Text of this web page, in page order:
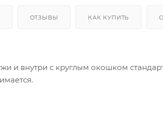
ОТЗЫВЫ КАК КУПИТЬ
и внутри с круглым окошком